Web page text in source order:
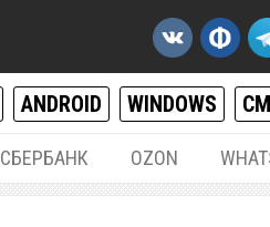
ANDROID WINDOWS
СБЕРБАНК OZON